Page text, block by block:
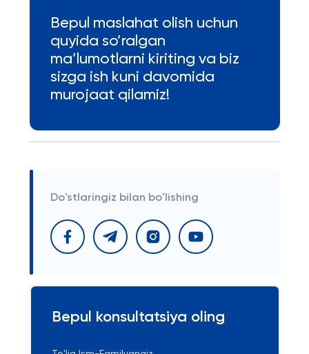
Bepul maslahat olish uchun
quyida so’ralgan
ma’lumotlarni kiriting va biz
sizga ish kuni davomida
murojaat qilamiz!
Do'stlaringiz bilan bo'lishing
Bepul konsultatsiya oling